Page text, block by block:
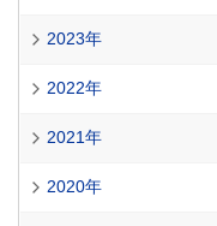
2023年
2022年
2021年
2020年